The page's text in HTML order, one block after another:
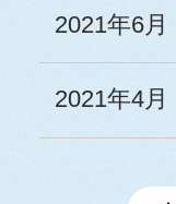
2021年6月
2021年4月